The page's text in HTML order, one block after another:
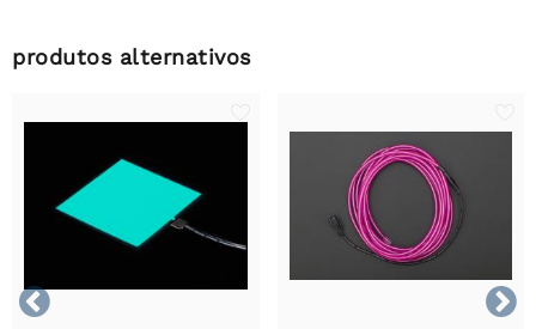
produtos alternativos

